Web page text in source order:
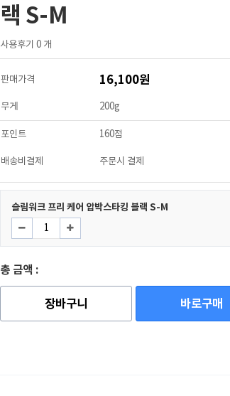
랙 S-M
사용후기 0 개
판매가격 16,100원
무게 200g
포인트 160점
배송비결제 주문시 결제
슬림워크 프리 케어 압박스타킹 블랙 S-M
총 금액 :
장바구니 바로구매